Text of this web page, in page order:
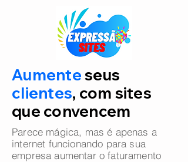
Aumenteseus
clientes, com sites
que convencem
Parece mágica, mas é apenas a
internet funcionando para sua
empresa aumentar o faturamento